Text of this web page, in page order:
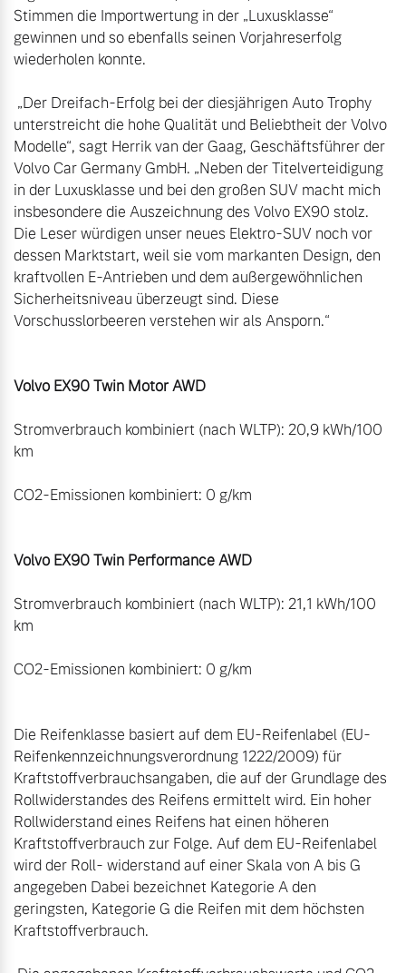
Stimmen die Importwertung in der „Luxusklasse“
gewinnen und so ebenfalls seinen Vorjahreserfolg
wiederholen konnte.
unterstreicht die hohe Qualität und Beliebtheit der Volvo
Modelle“, sagt Herrik van der Gaag, Geschäftsführer der
Volvo Car Germany GmbH. „Neben der Titelverteidigung
in der Luxusklasse und bei den großen SUV macht mich
insbesondere die Auszeichnung des Volvo EX90 stolz.
Die Leser würdigen unser neues Elektro-SUV noch vor
dessen Marktstart, weil sie vom markanten Design, den
kraftvollen E-Antrieben und dem außergewöhnlichen
Sicherheitsniveau überzeugt sind. Diese
Vorschusslorbeeren verstehen wir als Ansporn.“
Volvo EX90 Twin Motor AWD
Stromverbrauch kombiniert (nach WLTP): 20,9 kWh/100
km
CO2-Emissionen kombiniert: 0 g/km
Volvo EX90 Twin Performance AWD
Stromverbrauch kombiniert (nach WLTP): 21,1 kWh/100
km
Die Reifenklasse basiert auf dem EU-Reifenlabel (EU-
Reifenkennzeichnungsverordnung 1222/2009) für
Kraftstoffverbrauchsangaben, die auf der Grundlage des
Rollwiderstandes des Reifens ermittelt wird. Ein hoher
Rollwiderstand eines Reifens hat einen höheren
Kraftstoffverbrauch zur Folge. Auf dem EU-Reifenlabel
wird der Roll- widerstand auf einer Skala von A bis G
angegeben Dabei bezeichnet Kategorie A den
geringsten, Kategorie G die Reifen mit dem höchsten
Kraftstoffverbrauch.